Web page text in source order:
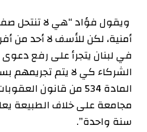
ويقول فؤاد “هي لا تنتحل
أمنية، لكن للأسف لا أحد من
في لبنان يتجرأ على رفع
الشركاء كي لا يتم تجريمهم
المادة 534 من قانون
مجامعة على خلاف الطبيعة
سنة واحدة”.